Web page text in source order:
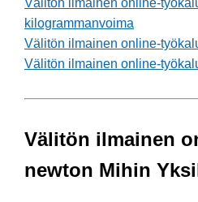
Välitön ilmainen online-
kilogrammanvoima
Välitön ilmainen online-
Välitön ilmainen online-
Välitön ilmainen
newton Mihin